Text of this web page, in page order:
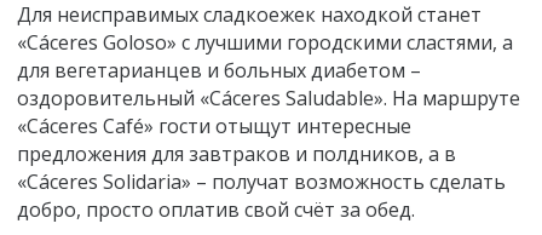
Для неисправимых сладкоежек находкой станет
«Cáceres Goloso» с лучшими городскими сластями, а
для вегетарианцев и больных диабетом –
оздоровительный «Cáceres Saludable». На маршруте
«Cáceres Café» гости отыщут интересные
предложения для завтраков и полдников, а в
«Cáceres Solidaria» – получат возможность сделать
добро, просто оплатив свой счёт за обед.